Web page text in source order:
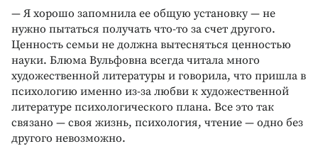
— Я хорошо запомнила ее общую установку — не
нужно пытаться получать что-то за счет другого.
Ценность семьи не должна вытесняться ценностью
науки. Блюма Вульфовна всегда читала много
художественной литературы и говорила, что пришла в
психологию именно из-за любви к художественной
литературе психологического плана. Все это так
связано — своя жизнь, психология, чтение — одно без
другого невозможно.